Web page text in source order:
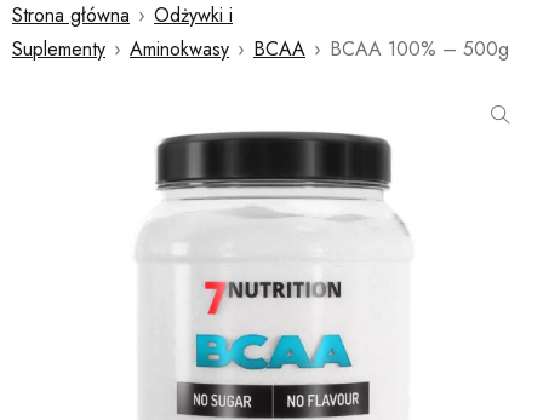
Strona główna › Odżywki i
Suplementy › Aminokwasy › BCAA › BCAA 100% – 500g